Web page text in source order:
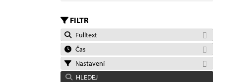
FILTR
Fulltext
Čas
Nastavení
HLEDEJ